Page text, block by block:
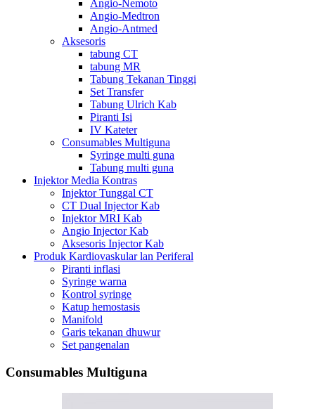
Angio-Nemoto
Angio-Medtron
Angio-Antmed
Aksesoris
tabung CT
tabung MR
Tabung Tekanan Tinggi
Set Transfer
Tabung Ulrich Kab
Piranti Isi
IV Kateter
Consumables Multiguna
Syringe multi guna
Tabung multi guna
Injektor Media Kontras
Injektor Tunggal CT
CT Dual Injector Kab
Injektor MRI Kab
Angio Injector Kab
Aksesoris Injector Kab
Produk Kardiovaskular lan Periferal
Piranti inflasi
Syringe warna
Kontrol syringe
Katup hemostasis
Manifold
Garis tekanan dhuwur
Set pangenalan
Consumables Multiguna